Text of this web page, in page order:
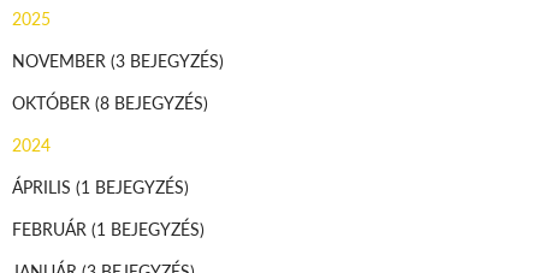
2025
NOVEMBER (3 BEJEGYZÉS)
OKTÓBER (8 BEJEGYZÉS)
2024
ÁPRILIS (1 BEJEGYZÉS)
FEBRUÁR (1 BEJEGYZÉS)